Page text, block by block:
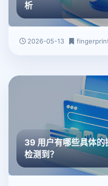
析
2026-05-13
39 用户有哪些具体
检测到？